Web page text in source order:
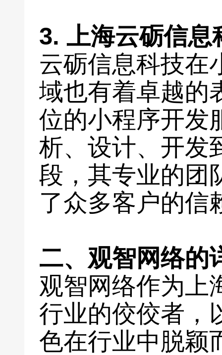
3. 上海云砺信息
云砺信息科技在
域也有着卓越的
位的小程序开发
析、设计、开发
段，其专业的团
了众多客户的信
二、观智网络的
观智网络作为上
行业的佼佼者，
色在行业中脱颖